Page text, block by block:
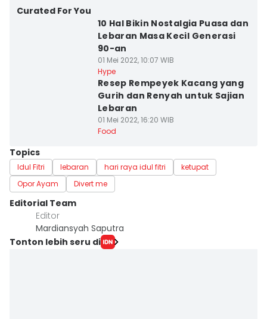
Curated For You
10 Hal Bikin Nostalgia Puasa dan
Lebaran Masa Kecil Generasi
90-an
01 Mei 2022, 10:07 WIB
Hype
Resep Rempeyek Kacang yang
Gurih dan Renyah untuk Sajian
Lebaran
01 Mei 2022, 16:20 WIB
Food
Topics
Idul Fitri lebaran hari raya idul fitri
ketupat
Opor Ayam
Divert me
Editorial Team
Editor
Mardiansyah Saputra
Tonton lebih seru di